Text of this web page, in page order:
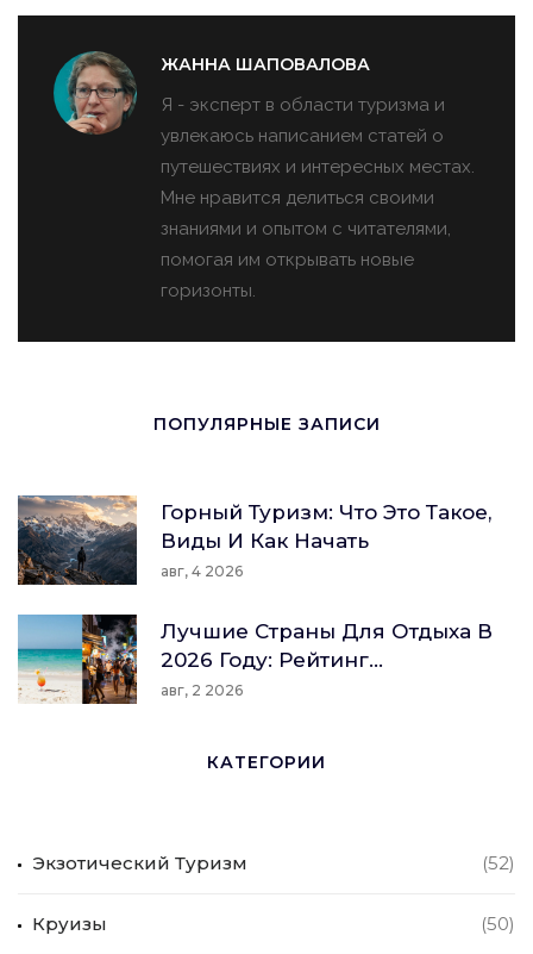
ЖАННА ШАПОВАЛОВА
Я - эксперт в области туризма и
увлекаюсь написанием статей о
путешествиях и интересных местах.
Мне нравится делиться своими
знаниями и опытом с читателями,
помогая им открывать новые
горизонты.
ПОПУЛЯРНЫЕ ЗАПИСИ
Горный Туризм: Что Это Такое,
Виды И Как Начать
авг, 4 2026
Лучшие Страны Для Отдыха В
2026 Году: Рейтинг
Направлений По Бюджету И
авг, 2 2026
КАТЕГОРИИ
Экзотический Туризм (52)
Круизы (50)